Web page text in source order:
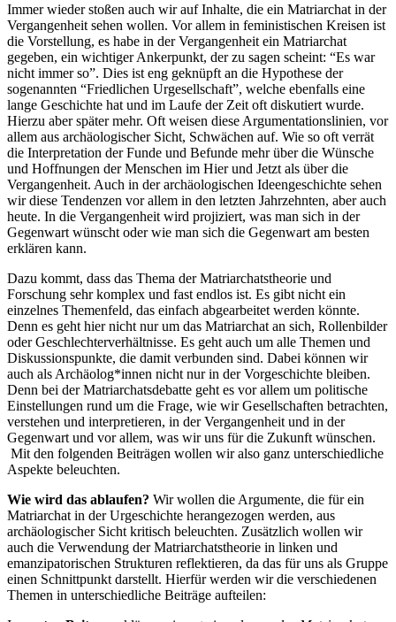
Immer wieder stoßen auch wir auf Inhalte, die ein Matriarchat in der
Vergangenheit sehen wollen. Vor allem in feministischen Kreisen ist
die Vorstellung, es habe in der Vergangenheit ein Matriarchat
gegeben, ein wichtiger Ankerpunkt, der zu sagen scheint: “Es war
nicht immer so”. Dies ist eng geknüpft an die Hypothese der
sogenannten “Friedlichen Urgesellschaft”, welche ebenfalls eine
lange Geschichte hat und im Laufe der Zeit oft diskutiert wurde.
Hierzu aber später mehr. Oft weisen diese Argumentationslinien, vor
allem aus archäologischer Sicht, Schwächen auf. Wie so oft verrät
die Interpretation der Funde und Befunde mehr über die Wünsche
und Hoffnungen der Menschen im Hier und Jetzt als über die
Vergangenheit. Auch in der archäologischen Ideengeschichte sehen
wir diese Tendenzen vor allem in den letzten Jahrzehnten, aber auch
heute. In die Vergangenheit wird projiziert, was man sich in der
Gegenwart wünscht oder wie man sich die Gegenwart am besten
erklären kann.
Dazu kommt, dass das Thema der Matriarchatstheorie und
Forschung sehr komplex und fast endlos ist. Es gibt nicht ein
einzelnes Themenfeld, das einfach abgearbeitet werden könnte.
Denn es geht hier nicht nur um das Matriarchat an sich, Rollenbilder
oder Geschlechterverhältnisse. Es geht auch um alle Themen und
Diskussionspunkte, die damit verbunden sind. Dabei können wir
auch als Archäolog*innen nicht nur in der Vorgeschichte bleiben.
Denn bei der Matriarchatsdebatte geht es vor allem um politische
Einstellungen rund um die Frage, wie wir Gesellschaften betrachten,
verstehen und interpretieren, in der Vergangenheit und in der
Gegenwart und vor allem, was wir uns für die Zukunft wünschen.
Mit den folgenden Beiträgen wollen wir also ganz unterschiedliche
Aspekte beleuchten.
Wie wird das ablaufen? Wir wollen die Argumente, die für ein
Matriarchat in der Urgeschichte herangezogen werden, aus
archäologischer Sicht kritisch beleuchten. Zusätzlich wollen wir
auch die Verwendung der Matriarchatstheorie in linken und
emanzipatorischen Strukturen reflektieren, da das für uns als Gruppe
einen Schnittpunkt darstellt. Hierfür werden wir die verschiedenen
Themen in unterschiedliche Beiträge aufteilen: